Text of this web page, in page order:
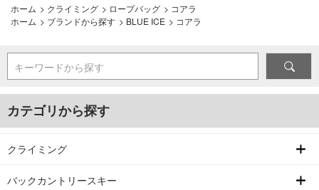
ホーム > クライミング > ロープバッグ > コアラ
ホーム > ブランドから探す > BLUE ICE > コアラ
キーワードから探す
カテゴリから探す
クライミング
バックカントリースキー